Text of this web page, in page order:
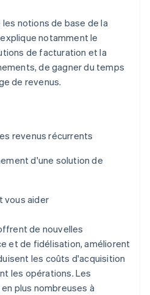
notions de base de la
notamment le
de facturation et la
de gagner du temps
de revenus.
revenus récurrents
d'une solution de
vous aider
de nouvelles
et de fidélisation, améliorent
les coûts d'acquisition
les opérations. Les
plus nombreuses à